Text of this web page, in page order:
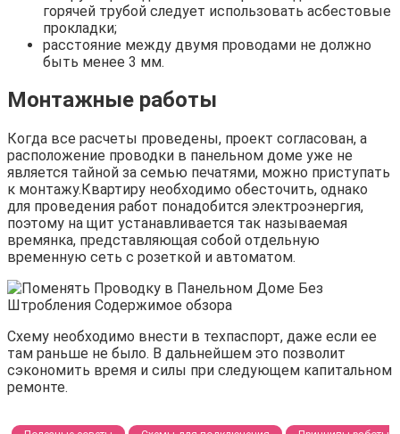
горячей трубой следует использовать асбестовые
прокладки;
расстояние между двумя проводами не должно
быть менее 3 мм.
Монтажные работы
Когда все расчеты проведены, проект согласован, а
расположение проводки в панельном доме уже не
является тайной за семью печатями, можно приступать
к монтажу.Квартиру необходимо обесточить, однако
для проведения работ понадобится электроэнергия,
поэтому на щит устанавливается так называемая
времянка, представляющая собой отдельную
временную сеть с розеткой и автоматом.
Схему необходимо внести в техпаспорт, даже если ее
там раньше не было. В дальнейшем это позволит
сэкономить время и силы при следующем капитальном
ремонте.